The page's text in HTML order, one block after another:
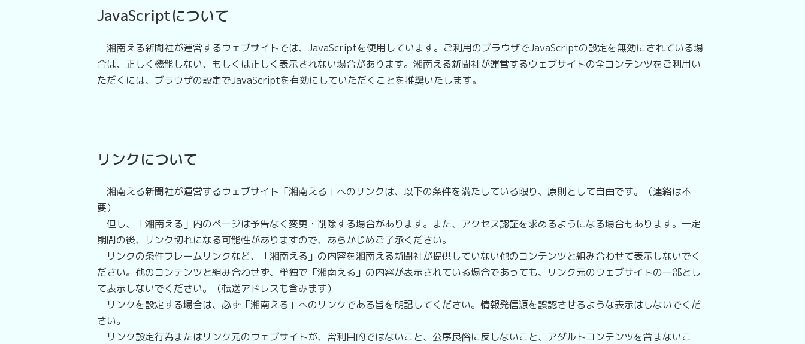
JavaScriptについて
湘南える新聞社が運営するウェブサイトでは、JavaScriptを使用しています。ご利用のブラウザでJavaScriptの設定を無効にされている場
合は、正しく機能しない、もしくは正しく表示されない場合があります。湘南える新聞社が運営するウェブサイトの全コンテンツをご利用い
ただくには、ブラウザの設定でJavaScriptを有効にしていただくことを推奨いたします。
リンクについて
湘南える新聞社が運営するウェブサイト「湘南える」へのリンクは、以下の条件を満たしている限り、原則として自由です。（連絡は不
要）
但し、「湘南える」内のページは予告なく変更・削除する場合があります。また、アクセス認証を求めるようになる場合もあります。一定
期間の後、リンク切れになる可能性がありますので、あらかじめご了承ください。
リンクの条件フレームリンクなど、「湘南える」の内容を湘南える新聞社が提供していない他のコンテンツと組み合わせて表示しないでく
ださい。他のコンテンツと組み合わせず、単独で「湘南える」の内容が表示されている場合であっても、リンク元のウェブサイトの一部とし
て表示しないでください。（転送アドレスも含みます）
リンクを設定する場合は、必ず「湘南える」へのリンクである旨を明記してください。情報発信源を誤認させるような表示はしないでくだ
さい。
リンク設定行為またはリンク元のウェブサイトが、営利目的ではないこと、公序良俗に反しないこと、アダルトコンテンツを含まないこ